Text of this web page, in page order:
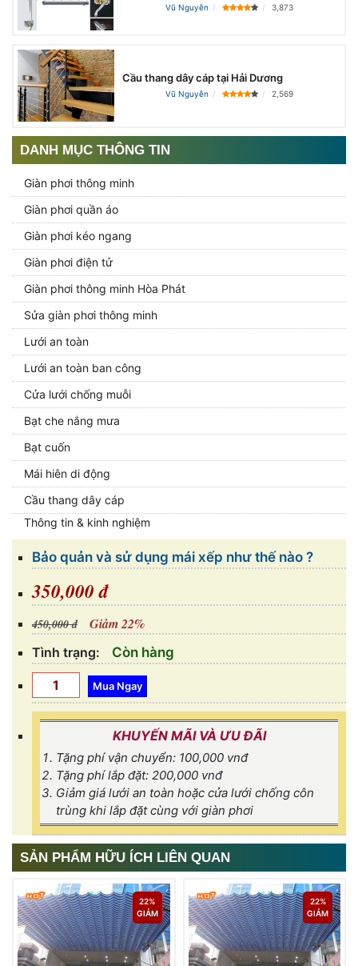
Vũ Nguyễn 3,873
Cầu thang dây cáp tại Hải Dương
Vũ Nguyễn 2,569
DANH MỤC THÔNG TIN
Giàn phơi thông minh
Giàn phơi quần áo
Giàn phơi kéo ngang
Giàn phơi điện tử
Giàn phơi thông minh Hòa Phát
Sửa giàn phơi thông minh
Lưới an toàn
Lưới an toàn ban công
Cửa lưới chống muỗi
Bạt che nắng mưa
Bạt cuốn
Mái hiên di động
Cầu thang dây cáp
Thông tin & kinh nghiệm
Bảo quản và sử dụng mái xếp như thế nào ?
350,000 đ
450,000 đ Giảm 22%
Tình trạng: Còn hàng
KHUYẾN MÃI VÀ ƯU ĐÃI
Tặng phí vận chuyển: 100,000 vnđ
Tặng phí lắp đặt: 200,000 vnđ
Giảm giá lưới an toàn hoặc cửa lưới chống côn
trùng khi lắp đặt cùng với giàn phơi
SẢN PHẨM HỮU ÍCH LIÊN QUAN
22%
GIẢM
22%
GIẢM